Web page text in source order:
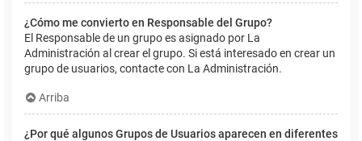
¿Cómo me convierto en Responsable del Grupo?
El Responsable de un grupo es asignado por La
Administración al crear el grupo. Si está interesado en crear un
grupo de usuarios, contacte con La Administración.
Arriba
¿Por qué algunos Grupos de Usuarios aparecen en diferentes